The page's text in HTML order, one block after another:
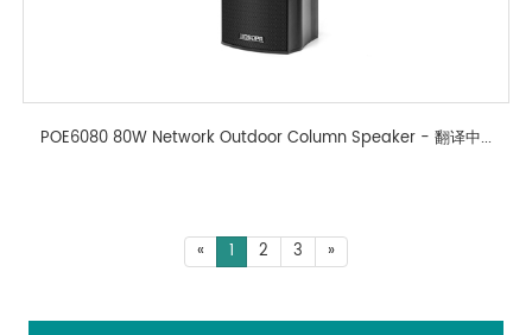
POE6080 80W Network Outdoor Column Speaker - 翻译中...
« 1 2 3 »